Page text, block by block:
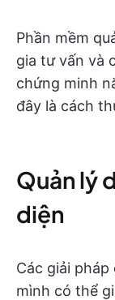
Phần mềm
gia tư vấn và
chứng minh
đây là cách
Quản lý
diện
Các giải
mình có thể